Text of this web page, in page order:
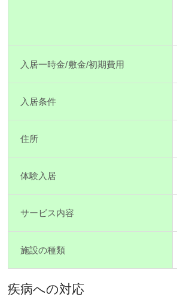
入居一時金/敷金/初期費用
入居条件
住所
体験入居
サービス内容
施設の種類
疾病への対応